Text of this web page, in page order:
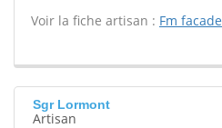
Voir la fiche artisan : Fm facade
Sgr Lormont
Artisan